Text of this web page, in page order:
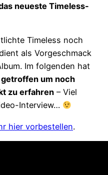
neueste Timeless-
Timeless noch
als Vorgeschmack
Im folgenden hat
um noch
zu erfahren – Viel
Interview…
hier vorbestellen.